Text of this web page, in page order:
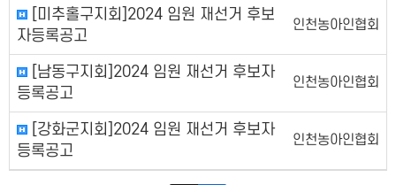
[미추홀구지회]2024 임원 재선거 후보
자등록공고
인천농아인협회
[남동구지회]2024 임원 재선거 후보자
등록공고
인천농아인협회
[강화군지회]2024 임원 재선거 후보자
등록공고
인천농아인협회